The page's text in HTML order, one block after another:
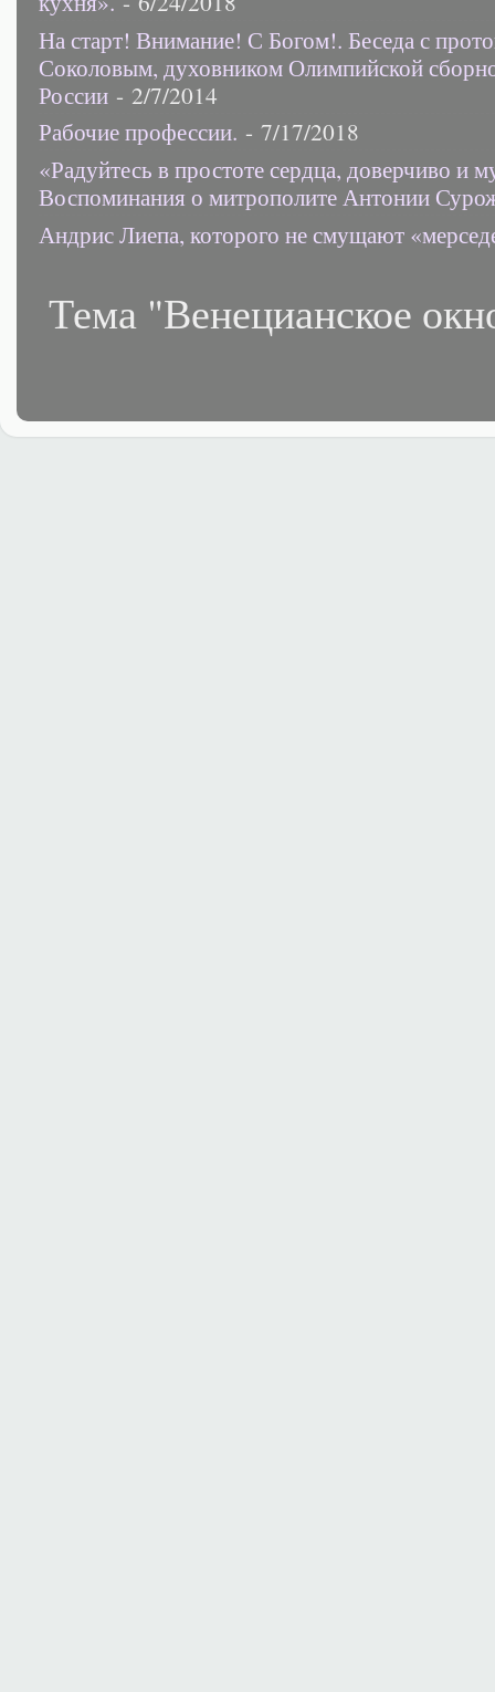
На старт! Внимание! С Богом!. Беседа с
Соколовым, духовником Олимпийской
России - 2/7/2014
Рабочие профессии. - 7/17/2018
«Радуйтесь в простоте сердца, доверчиво и
Воспоминания о митрополите Антонии
Андрис Лиепа, которого не смущают
Тема "Венецианское